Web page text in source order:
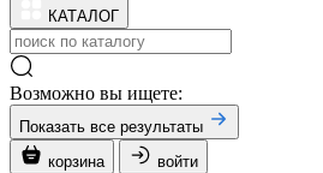
КАТАЛОГ
Возможно вы ищете:
Показать все результаты
корзина
войти